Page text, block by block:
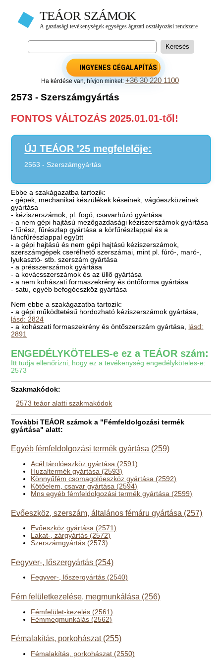
INGYENES CÉGALAPÍTÁS
Ha kérdése van, hívjon minket:+36 30 220 1100
2573 - Szerszámgyártás
FONTOS VÁLTOZÁS 2025.01.01-től!
ÚJ TEÁOR '25 megfelelője:
2563 - Szerszámgyártás
Ebbe a szakágazatba tartozik:
- gépek, mechanikai készülékek késeinek, vágóeszközeinek
gyártása
- kéziszerszámok, pl. fogó, csavarhúzó gyártása
- a nem gépi hajtású mezőgazdasági kéziszerszámok gyártása
- fűrész, fűrészlap gyártása a körfűrészlappal és a
láncfűrészlappal együtt
- a gépi hajtású és nem gépi hajtású kéziszerszámok,
szerszámgépek cserélhető szerszámai, mint pl. fúró-, maró-,
lyukasztó- stb. szerszám gyártása
- a présszerszámok gyártása
- a kovácsszerszámok és az üllő gyártása
- a nem kohászati formaszekrény és öntőforma gyártása
- satu, egyéb befogóeszköz gyártása
Nem ebbe a szakágazatba tartozik:
- a gépi működtetésű hordozható kéziszerszámok gyártása,
lásd: 2824
- a kohászati formaszekrény és öntőszerszám gyártása, lásd:
2891
ENGEDÉLYKÖTELES-e ez a TEÁOR szám:
Itt tudja ellenőrizni, hogy ez a tevékenység engedélyköteles-e:
2573
Szakmakódok:
2573 teáor alatti szakmakódok
További TEÁOR számok a "Fémfeldolgozási termék
gyártása" alatt:
Egyéb fémfeldolgozási termék gyártása (259)
Acél tárolóeszköz gyártása (2591)
Huzaltermék gyártása (2593)
Könnyűfém csomagolóeszköz gyártása (2592)
Kötőelem, csavar gyártása (2594)
Mns egyéb fémfeldolgozási termék gyártása (2599)
Evőeszköz, szerszám, általános fémáru gyártása (257)
Evőeszköz gyártása (2571)
Lakat-, zárgyártás (2572)
Szerszámgyártás (2573)
Fegyver-, lőszergyártás (254)
Fegyver-, lőszergyártás (2540)
Fém felületkezelése, megmunkálása (256)
Fémfelület-kezelés (2561)
Fémmegmunkálás (2562)
Fémalakítás, porkohászat (255)
Fémalakítás, porkohászat (2550)